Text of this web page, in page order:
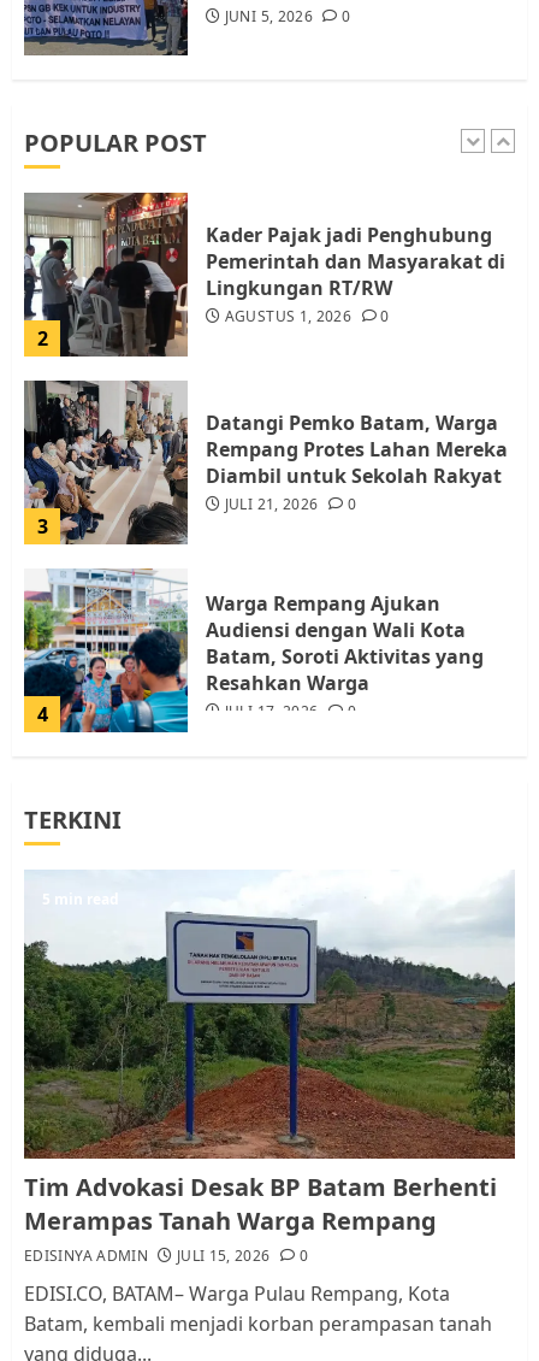
JUNI 5, 2026 0
POPULAR POST
1
2
Kader Pajak jadi Penghubung
Pemerintah dan Masyarakat di
Lingkungan RT/RW
AGUSTUS 1, 2026 0
3
Datangi Pemko Batam, Warga
Rempang Protes Lahan Mereka
Diambil untuk Sekolah Rakyat
JULI 21, 2026 0
4
Warga Rempang Ajukan
Audiensi dengan Wali Kota
Batam, Soroti Aktivitas yang
Resahkan Warga
JULI 17, 2026 0
5
1
Pemko Batam Tegaskan RT dan
RW bukan Petugas Pendataan
dan Pemungutan Pajak
AGUSTUS 1, 2026 0
Kader Pajak jadi Penghubung
Pemerintah dan Masyarakat di
Lingkungan RT/RW
AGUSTUS 1, 2026
TERKINI
5 min read
Tim Advokasi Desak BP Batam Berhenti
Merampas Tanah Warga Rempang
EDISINYA ADMIN JULI 15, 2026 0
EDISI.CO, BATAM– Warga Pulau Rempang, Kota
Batam, kembali menjadi korban perampasan tanah
yang diduga...